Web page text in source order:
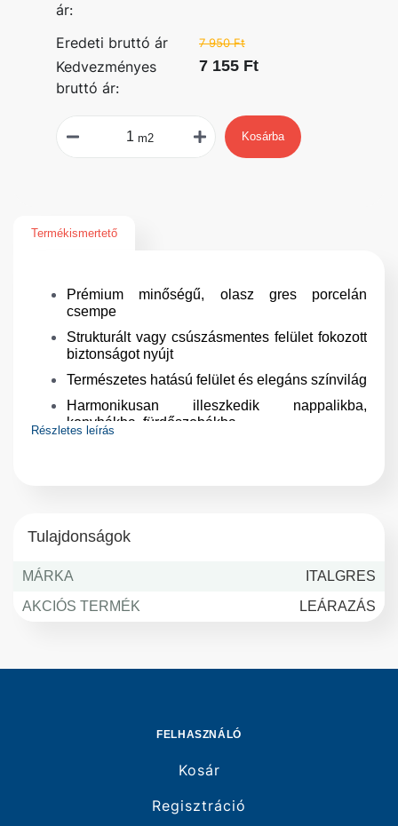
ár:
Eredeti bruttó ár 7 950 Ft
Kedvezményes
bruttó ár:
7 155 Ft
m2 Kosárba
Termékismertető
Prémium minőségű, olasz gres porcelán
csempe
Strukturált vagy csúszásmentes felület fokozott
biztonságot nyújt
Természetes hatású felület és elegáns színvilág
Harmonikusan illeszkedik nappalikba,
konyhákba, fürdőszobákba
Részletes leírás
Tulajdonságok
MÁRKA
ITALGRES
AKCIÓS TERMÉK
LEÁRAZÁS
FELHASZNÁLÓ
Kosár
Regisztráció